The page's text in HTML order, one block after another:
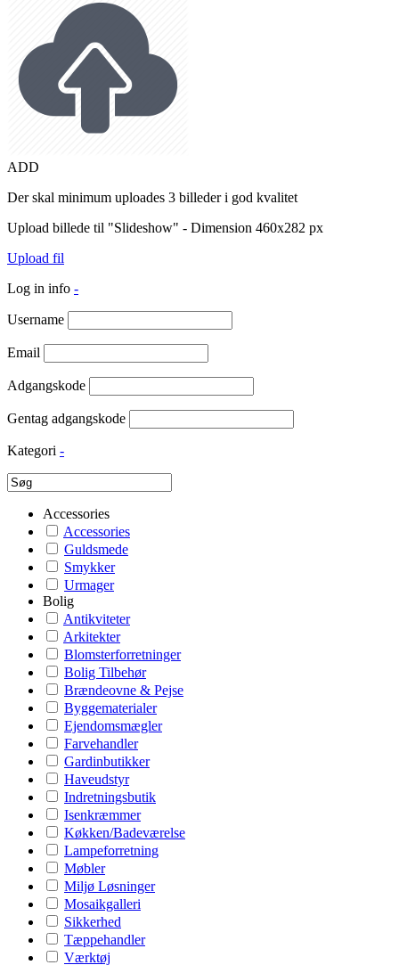
ADD
Der skal minimum uploades 3 billeder i god kvalitet
Upload billede til "Slideshow" - Dimension 460x282 px
Upload fil
Log in info -
Username
Email
Adgangskode
Gentag adgangskode
Kategori -
Accessories
Accessories
Guldsmede
Smykker
Urmager
Bolig
Antikviteter
Arkitekter
Blomsterforretninger
Bolig Tilbehør
Brændeovne & Pejse
Byggematerialer
Ejendomsmægler
Farvehandler
Gardinbutikker
Haveudstyr
Indretningsbutik
Isenkræmmer
Køkken/Badeværelse
Lampeforretning
Møbler
Miljø Løsninger
Mosaikgalleri
Sikkerhed
Tæppehandler
Værktøj